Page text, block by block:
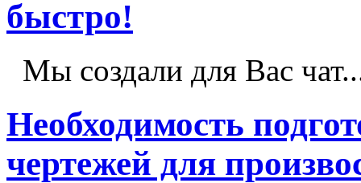
быстро!
Мы создали для Вас
Необходимость
чертежей для